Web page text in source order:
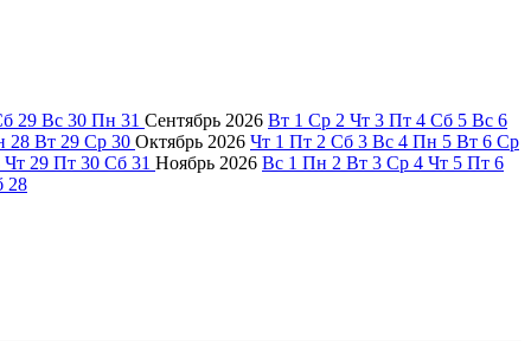
29 Вс 30 Пн 31 Сентябрь 2026 Вт 1 Ср 2 Чт 3 Пт 4 Сб 5 Вс 6
28 Вт 29 Ср 30 Октябрь 2026 Чт 1 Пт 2 Сб 3 Вс 4 Пн 5 Вт 6 Ср
Чт 29 Пт 30 Сб 31 Ноябрь 2026 Вс 1 Пн 2 Вт 3 Ср 4 Чт 5 Пт 6
28